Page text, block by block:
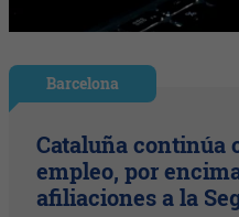
Barcelona
Cataluña continúa
empleo, por
afiliaciones a la